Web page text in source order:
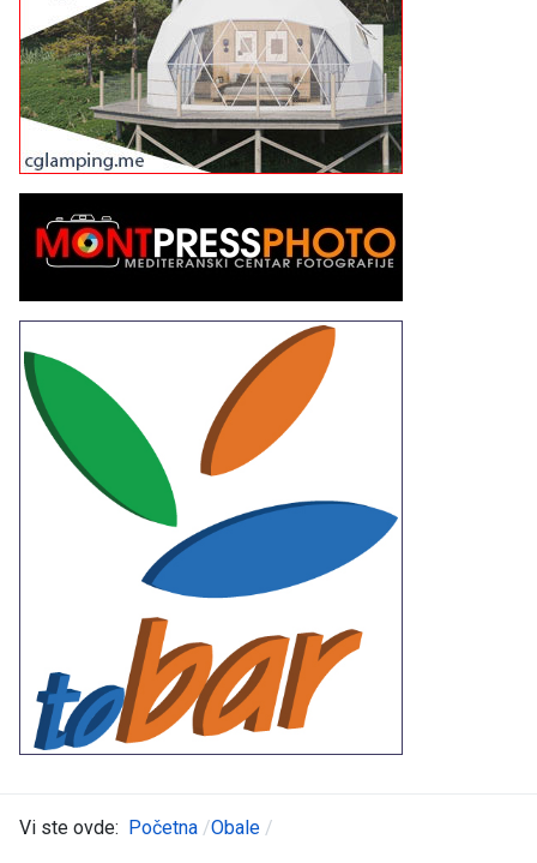
Vi ste ovde: Početna Obale